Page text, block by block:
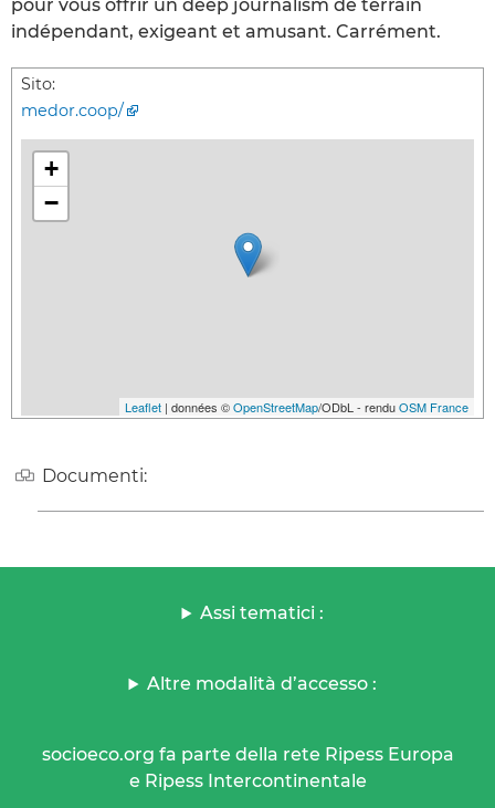
pour vous offrir un deep journalism de terrain
indépendant, exigeant et amusant. Carrément.
Sito:
medor.coop/
+
−
Leaflet | données ©OpenStreetMap/ODbL - renduOSM France
Documenti:
Assi tematici :
Altre modalità d’accesso :
socioeco.org fa parte della rete Ripess Europa
e Ripess Intercontinentale